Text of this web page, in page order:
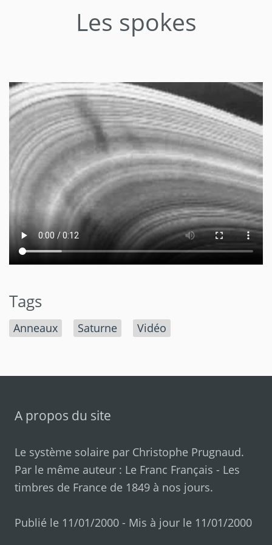
Les spokes
Tags
Anneaux Saturne Vidéo
A propos du site
Le système solaire par Christophe Prugnaud.
Par le même auteur : Le Franc Français - Les
timbres de France de 1849 à nos jours.
Publié le 11/01/2000 - Mis à jour le 11/01/2000